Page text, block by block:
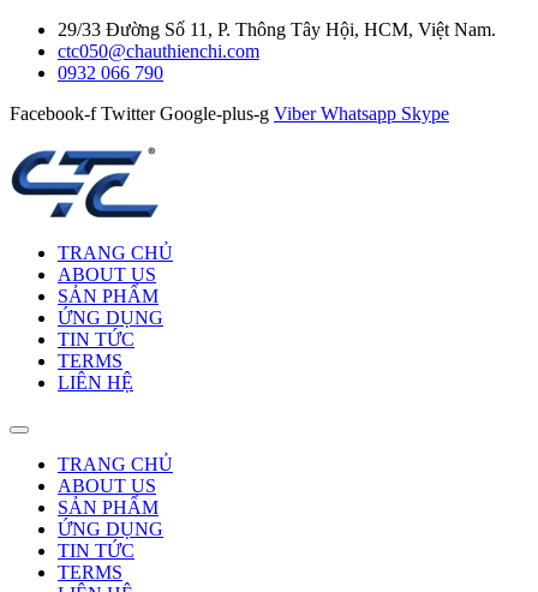
29/33 Đường Số 11, P. Thông Tây Hội, HCM, Việt Nam.
ctc050@chauthienchi.com
0932 066 790
Facebook-f Twitter Google-plus-g Viber Whatsapp Skype
TRANG CHỦ
ABOUT US
SẢN PHẨM
ỨNG DỤNG
TIN TỨC
TERMS
LIÊN HỆ
TRANG CHỦ
ABOUT US
SẢN PHẨM
ỨNG DỤNG
TIN TỨC
TERMS